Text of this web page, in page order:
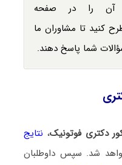
آن را در صفحه
کنید تا مشاوران ما
شما پاسخ دهند.
دکتری فوتونیک، نتایج
شد. سپس داوطلبان